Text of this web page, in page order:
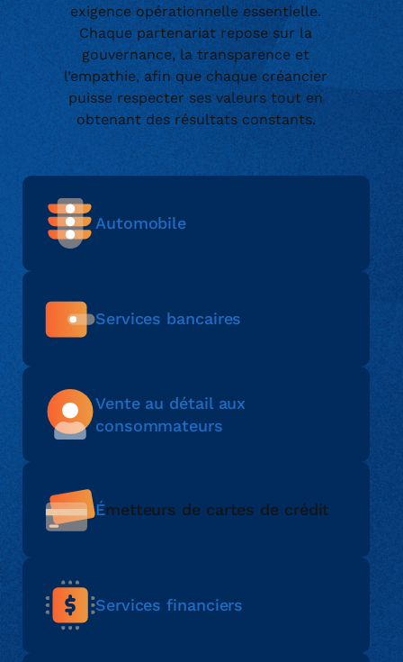
exigence opérationnelle essentielle.
Chaque partenariat repose sur la
gouvernance, la transparence et
l’empathie, afin que chaque créancier
puisse respecter ses valeurs tout en
obtenant des résultats constants.
Automobile
Services bancaires
Vente au détail aux
consommateurs
Émetteurs de cartes de crédit
Services financiers